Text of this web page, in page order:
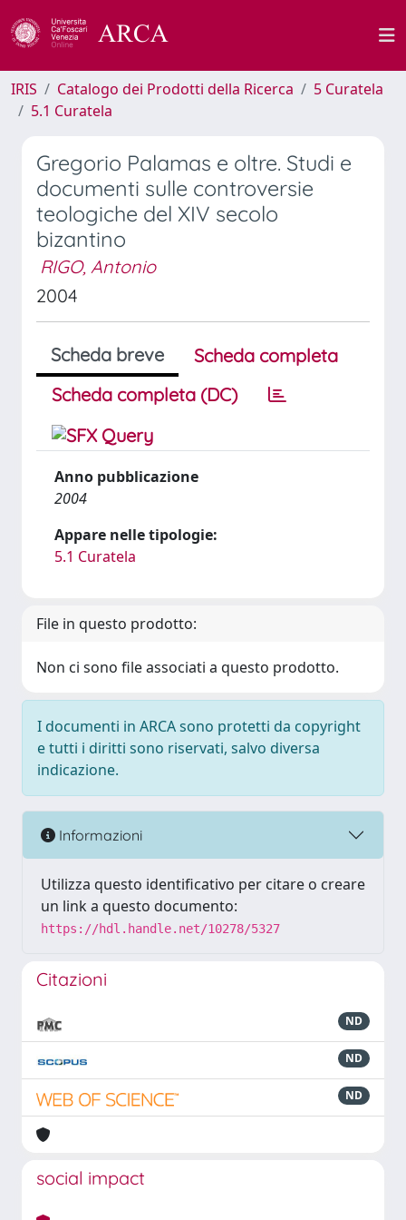
IRIS Catalogo dei Prodotti della Ricerca
5 Curatela
5.1 Curatela
Gregorio Palamas e oltre. Studi e
documenti sulle controversie
teologiche del XIV secolo
bizantino
RIGO, Antonio
2004
Scheda breve
Scheda completa
Scheda completa (DC)
Anno pubblicazione
2004
Appare nelle tipologie:
5.1 Curatela
File in questo prodotto:
Non ci sono file associati a questo prodotto.
I documenti in ARCA sono protetti da copyright
e tutti i diritti sono riservati, salvo diversa
indicazione.
Informazioni
Utilizza questo identificativo per citare o creare
un link a questo documento:
https://hdl.handle.net/10278/5327
Citazioni
ND
ND
ND
social impact